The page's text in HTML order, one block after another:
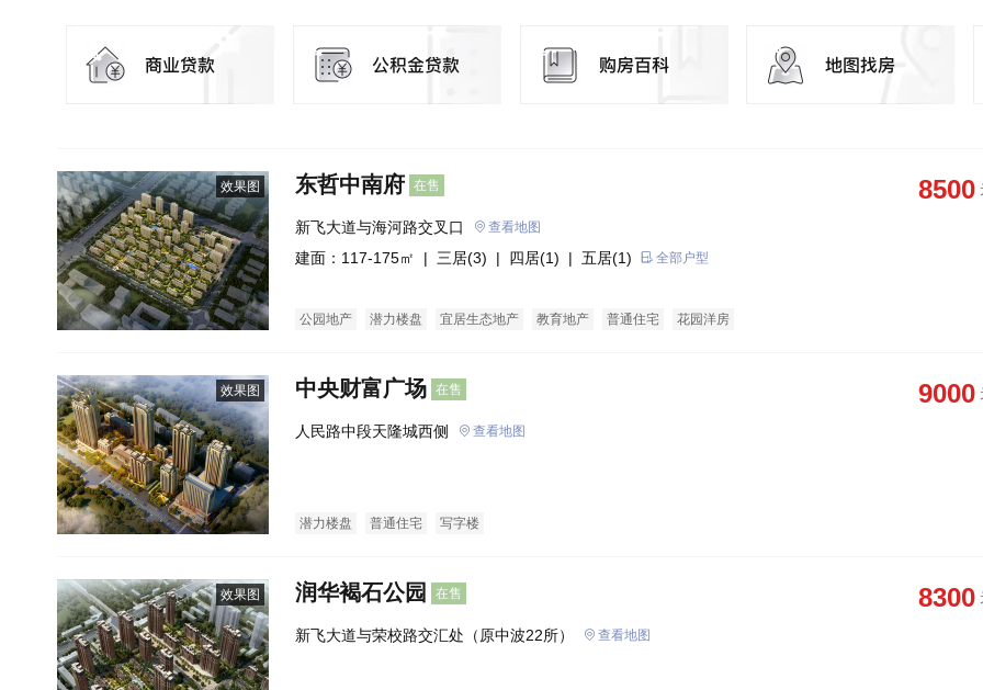
效果图 东哲中南府 在售 8500
新飞大道与海河路交叉口 查看地图
建面：117-175㎡ | 三居(3) | 四居(1) | 五居(1) 全部户型
公园地产 潜力楼盘 宜居生态地产 教育地产 普通住宅 花园洋房
效果图 中央财富广场 在售 9000
人民路中段天隆城西侧 查看地图
潜力楼盘 普通住宅 写字楼
效果图 润华褐石公园 在售 8300
新飞大道与荣校路交汇处（原中波22所） 查看地图